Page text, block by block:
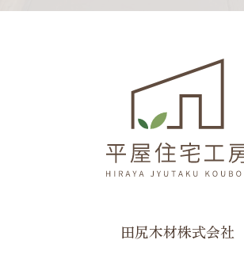
田尻木材株式会社